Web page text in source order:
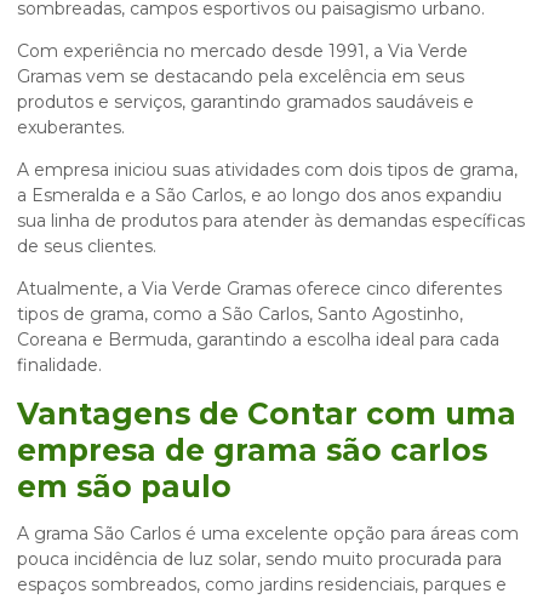
sombreadas, campos esportivos ou paisagismo urbano.
Com experiência no mercado desde 1991, a Via Verde
Gramas vem se destacando pela excelência em seus
produtos e serviços, garantindo gramados saudáveis e
exuberantes.
A empresa iniciou suas atividades com dois tipos de grama,
a Esmeralda e a São Carlos, e ao longo dos anos expandiu
sua linha de produtos para atender às demandas específicas
de seus clientes.
Atualmente, a Via Verde Gramas oferece cinco diferentes
tipos de grama, como a São Carlos, Santo Agostinho,
Coreana e Bermuda, garantindo a escolha ideal para cada
finalidade.
Vantagens de Contar com uma
empresa de grama são carlos
em são paulo
A grama São Carlos é uma excelente opção para áreas com
pouca incidência de luz solar, sendo muito procurada para
espaços sombreados, como jardins residenciais, parques e